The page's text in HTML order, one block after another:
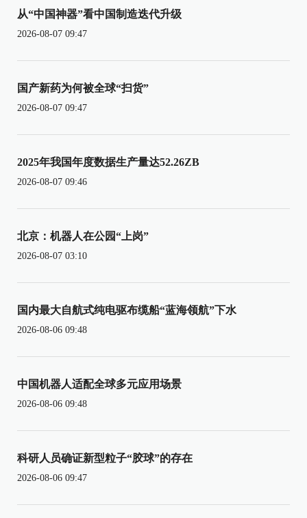
从“中国神器”看中国制造迭代升级
2026-08-07 09:47
国产新药为何被全球“扫货”
2026-08-07 09:47
2025年我国年度数据生产量达52.26ZB
2026-08-07 09:46
北京：机器人在公园“上岗”
2026-08-07 03:10
国内最大自航式纯电驱布缆船“蓝海领航”下水
2026-08-06 09:48
中国机器人适配全球多元应用场景
2026-08-06 09:48
科研人员确证新型粒子“胶球”的存在
2026-08-06 09:47